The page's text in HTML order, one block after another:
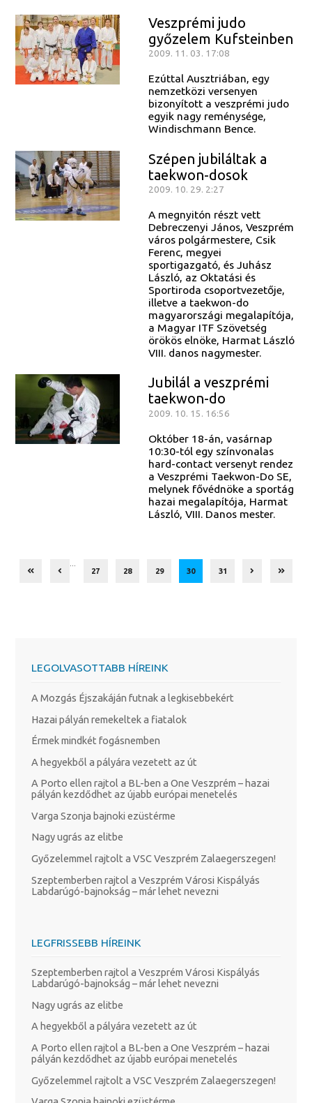
Veszprémi judo
győzelem Kufsteinben
2009. 11. 03. 17:08
Ezúttal Ausztriában, egy
nemzetközi versenyen
bizonyított a veszprémi judo
egyik nagy reménysége,
Windischmann Bence.
Szépen jubiláltak a
taekwon-dosok
2009. 10. 29. 2:27
A megnyitón részt vett
Debreczenyi János, Veszprém
város polgármestere, Csik
Ferenc, megyei
sportigazgató, és Juhász
László, az Oktatási és
Sportiroda csoportvezetője,
illetve a taekwon-do
magyarországi megalapítója,
a Magyar ITF Szövetség
örökös elnöke, Harmat László
VIII. danos nagymester.
Jubilál a veszprémi
taekwon-do
2009. 10. 15. 16:56
Október 18-án, vasárnap
10:30-tól egy színvonalas
hard-contact versenyt rendez
a Veszprémi Taekwon-Do SE,
melynek fővédnöke a sportág
hazai megalapítója, Harmat
László, VIII. Danos mester.
27
28 29 30 31
LEGOLVASOTTABB HÍREINK
A Mozgás Éjszakáján futnak a legkisebbekért
Hazai pályán remekeltek a fiatalok
Érmek mindkét fogásnemben
A hegyekből a pályára vezetett az út
A Porto ellen rajtol a BL-ben a One Veszprém – hazai
pályán kezdődhet az újabb európai menetelés
Varga Szonja bajnoki ezüstérme
Nagy ugrás az elitbe
Győzelemmel rajtolt a VSC Veszprém Zalaegerszegen!
Szeptemberben rajtol a Veszprém Városi Kispályás
Labdarúgó-bajnokság – már lehet nevezni
LEGFRISSEBB HÍREINK
Szeptemberben rajtol a Veszprém Városi Kispályás
Labdarúgó-bajnokság – már lehet nevezni
Nagy ugrás az elitbe
A hegyekből a pályára vezetett az út
A Porto ellen rajtol a BL-ben a One Veszprém – hazai
pályán kezdődhet az újabb európai menetelés
Győzelemmel rajtolt a VSC Veszprém Zalaegerszegen!